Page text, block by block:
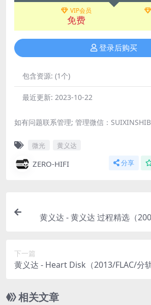
VIP会员
免费
登录后购买
包含资源: (1个)
最近更新: 2023-10-22
如有问题联系管理; 管理微信：
微光 黄义达
ZERO-HIFI 分享
黄义达 - 黄义达 过程精选（
下一篇
黄义达 - Heart Disk（2013/FLAC/分
相关文章